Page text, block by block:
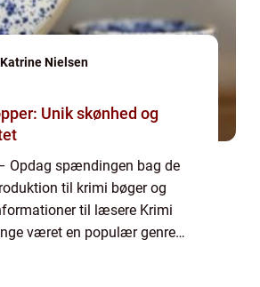
Katrine Nielsen
Unik skønhed og
Opdag spændingen bag de
til krimi bøger og
til læsere Krimi
været en populær genre